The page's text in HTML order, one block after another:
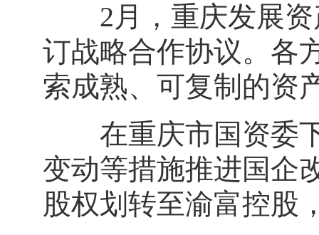
2月，重庆发展资
订战略合作协议。各
索成熟、可复制的资
在重庆市国资委下
变动等措施推进国企
股权划转至渝富控股